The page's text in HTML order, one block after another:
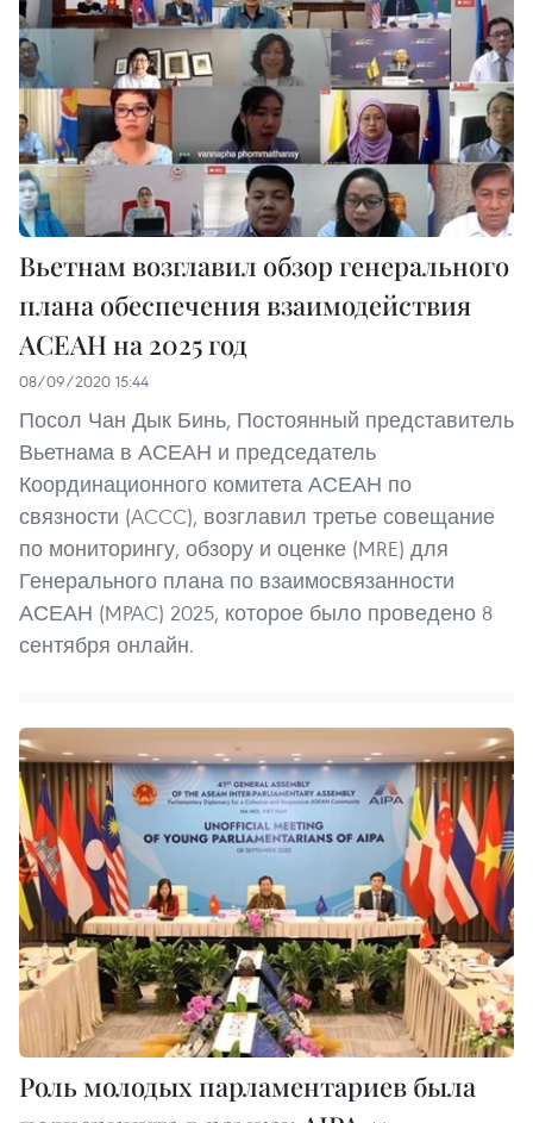
Вьетнам возглавил обзор генерального
плана обеспечения взаимодействия
АСЕАН на 2025 год
08/09/2020 15:44
Посол Чан Дык Бинь, Постоянный представитель
Вьетнама в АСЕАН и председатель
Координационного комитета АСЕАН по
связности (ACCC), возглавил третье совещание
по мониторингу, обзору и оценке (MRE) для
Генерального плана по взаимосвязанности
АСЕАН (MPAC) 2025, которое было проведено 8
сентября онлайн.
Роль молодых парламентариев была